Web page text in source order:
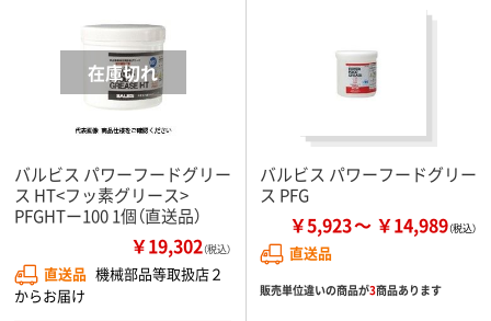
バルビス パワーフードグリー
ス HT<フッ素グリース>
PFGHTー100 1個（直送品）
￥19,302（税込）
直送品 機械部品等取扱店２
からお届け
バルビス パワーフードグリー
ス PFG
￥5,923 ￥14,989
直送品
販売単位違いの商品が3商品あります